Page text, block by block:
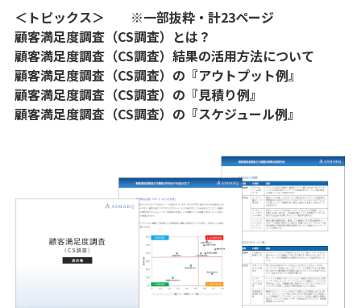
＜トピックス＞ ※一部抜粋・計23ページ
顧客満足度調査（CS調査）とは？
顧客満足度調査（CS調査）結果の活用方法について
顧客満足度調査（CS調査）の『アウトプット例』
顧客満足度調査（CS調査）の『見積り例』
顧客満足度調査（CS調査）の『スケジュール例』